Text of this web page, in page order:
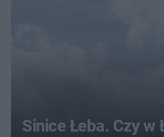
Sinice Łeba. Czy w